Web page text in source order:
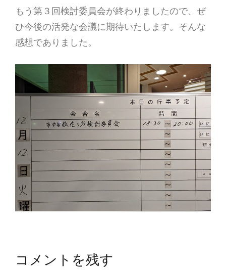
もう第３回検討委員会が終わりましたので、ぜ
ひ今後の活発な会議に期待いたします。そんな
感想でありました。
コメントを残す